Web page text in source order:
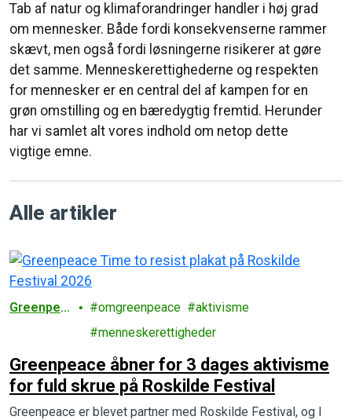
Tab af natur og klimaforandringer handler i høj grad
om mennesker. Både fordi konsekvenserne rammer
skævt, men også fordi løsningerne risikerer at gøre
det samme. Menneskerettighederne og respekten
for mennesker er en central del af kampen for en
grøn omstilling og en bæredygtig fremtid. Herunder
har vi samlet alt vores indhold om netop dette
vigtige emne.
Alle artikler
Greenpea
omgreenpeace
aktivisme
menneskerettigheder
Greenpeace åbner for 3 dages aktivisme
for fuld skrue på Roskilde Festival
Greenpeace er blevet partner med Roskilde Festival, og I